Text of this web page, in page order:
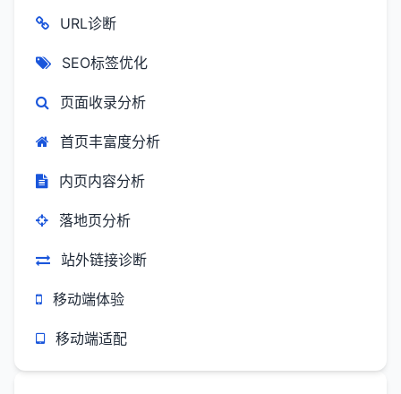
URL诊断
SEO标签优化
页面收录分析
首页丰富度分析
内页内容分析
落地页分析
站外链接诊断
移动端体验
移动端适配